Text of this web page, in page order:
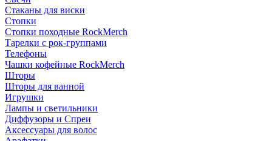
Стаканы для виски
Стопки
Стопки походные RockMerch
Тарелки с рок-группами
Телефоны
Чашки кофейные RockMerch
Шторы
Шторы для ванной
Игрушки
Лампы и светильники
Диффузоры и Спреи
Аксессуары для волос